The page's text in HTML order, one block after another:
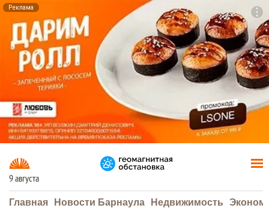
Реклама
9 августа
Главная Новости Барнаула Недвижимость